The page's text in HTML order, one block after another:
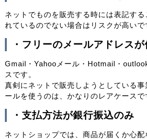
ネットでものを販売する時には表記する
れているのでない場合はリスクが高いで
・フリーのメールアドレス
Gmail・Yahooメール・Hotmail・
スです。
真剣にネットで販売しようとしている事
ールを使うのは、かなりのレアケースで
・支払方法が銀行振込のみ
ネットショップでは、商品が届くか心配